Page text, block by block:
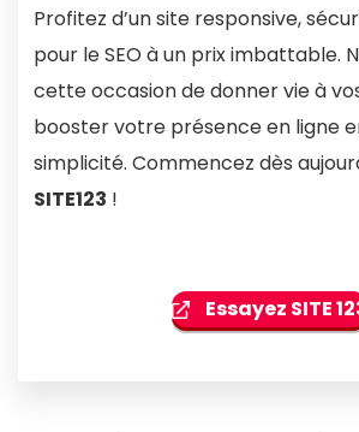
Profitez d’un site responsive,
pour le SEO à un prix imbattable.
cette occasion de donner vie à
booster votre présence en ligne
simplicité. Commencez dès
SITE123 !
Essayez SITE